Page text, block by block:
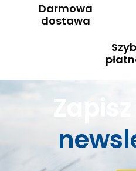
Darmowa
dostawa
Zapisz